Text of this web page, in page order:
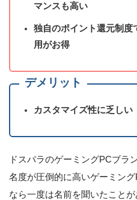
マンスも高い
独自のポイント還元制度
用がお得
デメリット
カスタマイズ性に乏しい
ドスパラのゲーミングPCブラ
名度が圧倒的に高いゲーミン
なら一度は名前を聞いたことが